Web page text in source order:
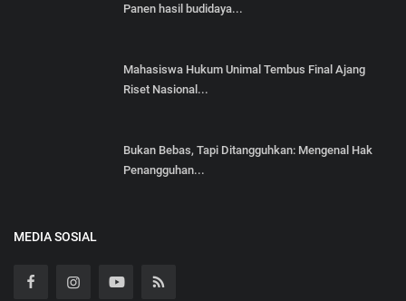
Panen hasil budidaya...
Mahasiswa Hukum Unimal Tembus Final Ajang
Riset Nasional...
Bukan Bebas, Tapi Ditangguhkan: Mengenal Hak
Penangguhan...
MEDIA SOSIAL